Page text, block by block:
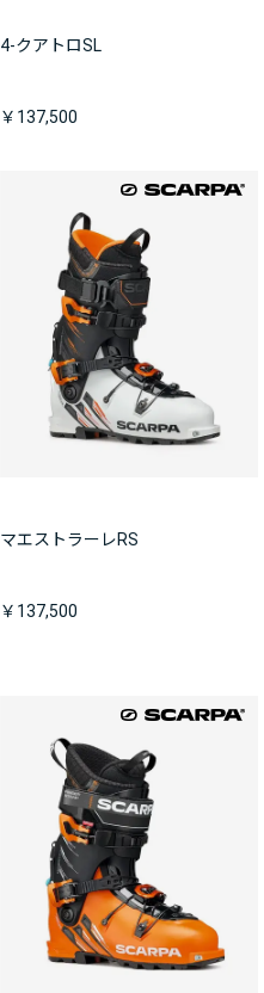
4-クアトロSL
￥137,500
マエストラーレRS
￥137,500